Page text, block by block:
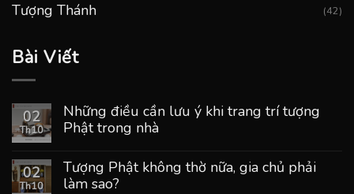
Tượng Thánh (42)
Bài Viết
02
Th10
Những điều cần lưu ý khi trang trí tượng
Phật trong nhà
02
Th10
Tượng Phật không thờ nữa, gia chủ phải
làm sao?